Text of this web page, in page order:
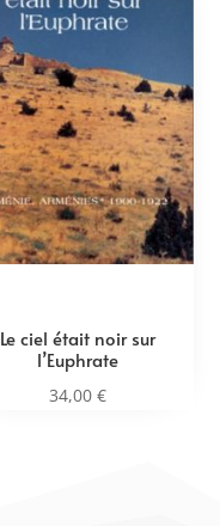
Le ciel était noir sur
l’Euphrate
34,00 €